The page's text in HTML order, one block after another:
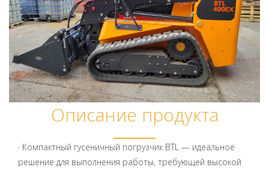
Описание продукта
· Компактный гусеничный погрузчик BTL — идеальное
решение для выполнения работы, требующей высокой